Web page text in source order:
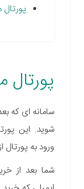
سامانه ای که
شوید. این
ورود به پورتال
شما بعد از